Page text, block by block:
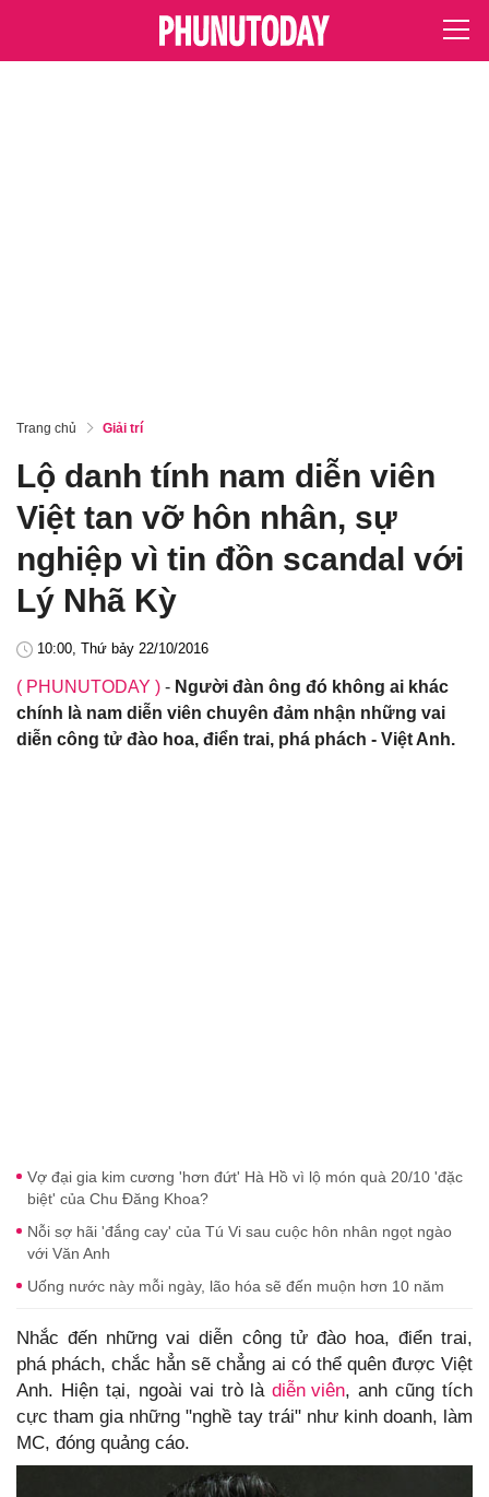
Trang chủ Giải trí
Lộ danh tính nam diễn viên
Việt tan vỡ hôn nhân, sự
nghiệp vì tin đồn scandal với
Lý Nhã Kỳ
10:00, Thứ bảy 22/10/2016
( PHUNUTODAY ) - Người đàn ông đó không ai khác
chính là nam diễn viên chuyên đảm nhận những vai
diễn công tử đào hoa, điển trai, phá phách - Việt Anh.
Vợ đại gia kim cương 'hơn đứt' Hà Hồ vì lộ món quà 20/10 'đặc
biệt' của Chu Đăng Khoa?
Nỗi sợ hãi 'đắng cay' của Tú Vi sau cuộc hôn nhân ngọt ngào
với Văn Anh
Uống nước này mỗi ngày, lão hóa sẽ đến muộn hơn 10 năm
Nhắc đến những vai diễn công tử đào hoa, điển trai,
phá phách, chắc hẳn sẽ chẳng ai có thể quên được Việt
Anh. Hiện tại, ngoài vai trò làdiễn viên, anh cũng tích
cực tham gia những "nghề tay trái" như kinh doanh, làm
MC, đóng quảng cáo.